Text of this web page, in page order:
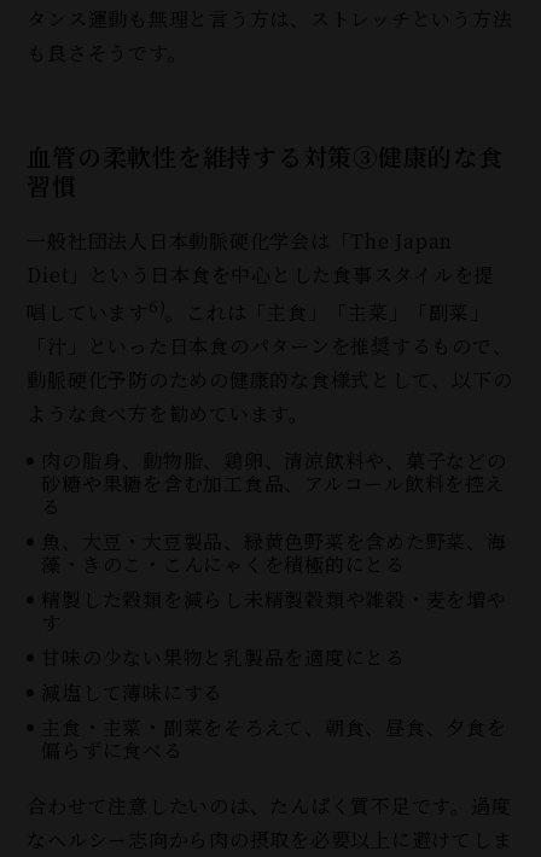
タンス運動も無理と言う方は、ストレッチという方法
も良さそうです。
血管の柔軟性を維持する対策③健康的な食
習慣
一般社団法人日本動脈硬化学会は「The Japan
Diet」という日本食を中心とした食事スタイルを提
唱しています 6)
。これは「主食」「主菜」「副菜」
「汁」といった日本食のパターンを推奨するもので、
動脈硬化予防のための健康的な食様式として、以下の
ような食べ方を勧めています。
肉の脂身、動物脂、鶏卵、清涼飲料や、菓子などの
砂糖や果糖を含む加工食品、アルコール飲料を控え
る
魚、大豆・大豆製品、緑黄色野菜を含めた野菜、海
藻・きのこ・こんにゃくを積極的にとる
精製した穀類を減らし未精製穀類や雑穀・麦を増や
す
甘味の少ない果物と乳製品を適度にとる
減塩して薄味にする
主食・主菜・副菜をそろえて、朝食、昼食、夕食を
偏らずに食べる
合わせて注意したいのは、たんぱく質不足です。過度
なヘルシー志向から肉の摂取を必要以上に避けてしま